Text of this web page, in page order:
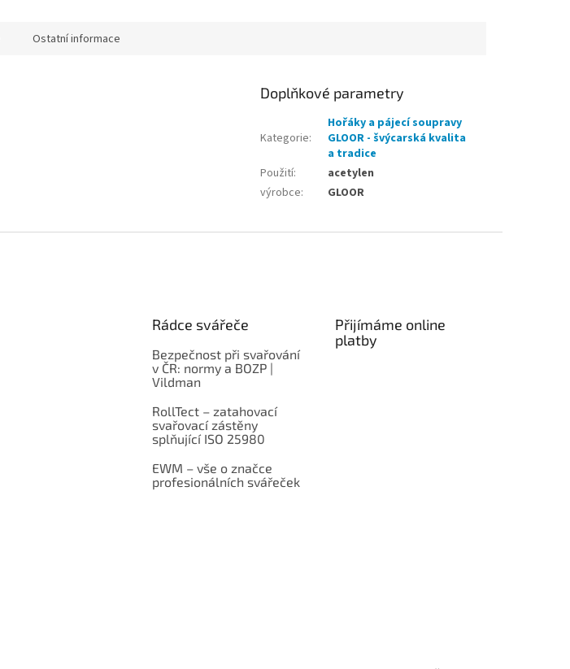
Ostatní informace
Doplňkové parametry
Kategorie:
Hořáky a pájecí soupravy
GLOOR - švýcarská kvalita
a tradice
Použití:
acetylen
výrobce: GLOOR
Rádce svářeče
Bezpečnost při svařování
v ČR: normy a BOZP |
Vildman
RollTect – zatahovací
svařovací zástěny
splňující ISO 25980
EWM – vše o značce
profesionálních svářeček
Přijímáme online
platby